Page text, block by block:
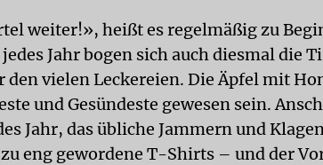
weiter!», heißt es regelmäßig zu
Jahr bogen sich auch diesmal die
den vielen Leckereien. Die Äpfel mit
und Gesündeste gewesen sein.
Jahr, das übliche Jammern und
eng gewordene T-Shirts – und der